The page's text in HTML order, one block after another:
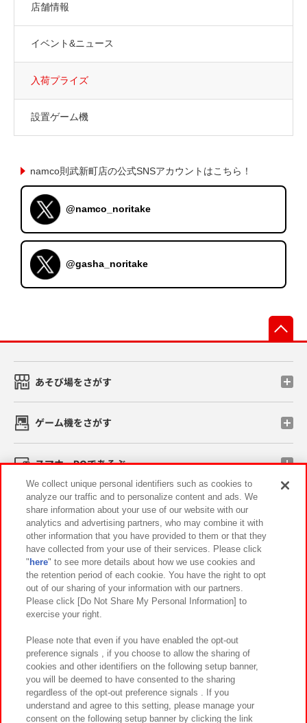
店舗情報
イベント&ニュース
入荷プライズ
設置ゲーム機
namco則武新町店の公式SNSアカウントはこちら！
@namco_noritake
@gasha_noritake
あそび場をさがす
ゲーム機をさがす
スマホ・PCであそぶ
イベント・キャンペーン
関連会社 サステナビリティ サイトポリシー
プライバシーポリシー ウェブアクセシビリティ方針と検証結果
お取引先さまとともに
カスタマーハラスメント対応方針 よくあるご質問・お問い合わせ
We collect unique personal identifiers such as cookies to
analyze our traffic and to personalize content and ads. We
share information about your use of our website with our
analytics and advertising partners, who may combine it with
other information that you have provided to them or that they
have collected from your use of their services. Please click
" here" to see more details about how we use cookies and
the retention period of each cookie. You have the right to opt
out of our sharing of your information with our partners.
Please click [Do Not Share My Personal Information] to
exercise your right.
Please note that even if you have enabled the opt-out
preference signals , if you choose to allow the sharing of
cookies and other identifiers on the following setup banner,
you will be deemed to have consented to the sharing
regardless of the opt-out preference signals . If you
understand and agree to this setting, please manage your
consent on the following setup banner by clicking the link